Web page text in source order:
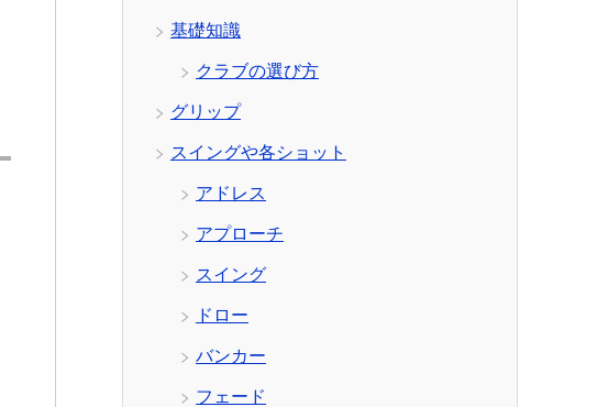
基礎知識
クラブの選び方
グリップ
スイングや各ショット
アドレス
アプローチ
スイング
ドロー
バンカー
フェード